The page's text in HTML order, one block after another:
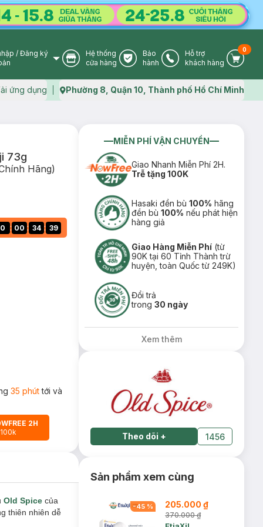
User Icon
/ Đăng ký
Store Icon
Hệ thống
cửa hàng
Warranty Icon
Bảo
hành
Phone Icon
Hỗ trợ
khách hàng
Cart
0
ứng dụng Map icon
Phường 8, Quận 10, Thành phố Hồ Chí Minh
73g
Hãng)
0 : 00 : 34 : 38
35 phúttới và
2H
Old Spice của
thiên nhiên dễ
MIỄN PHÍ VẬN CHUYỂN
Giao Nhanh Miễn Phí 2H.
Trễ tặng 100K
Hasaki đền bù100% hãng
đền bù100% nếu phát hiện
hàng giả
Giao Hàng Miễn Phí (từ
90K tại 60 Tỉnh Thành trừ
huyện, toàn Quốc từ 249K)
Đổi trả
trong30 ngày
Xem thêm
Theo dõi + 1456
Sản phẩm xem cùng
-45 % 205.000 ₫
370.000 ₫